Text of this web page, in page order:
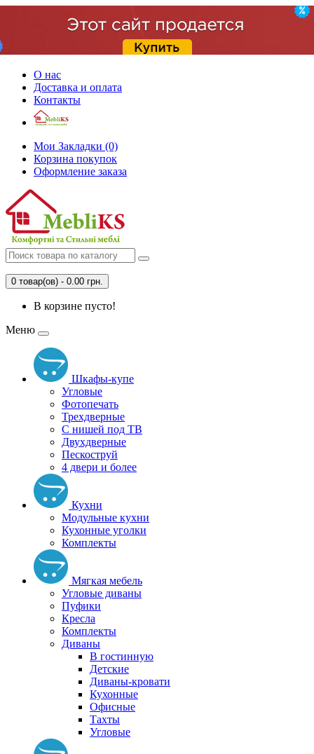
О нас
Доставка и оплата
Контакты
Мои Закладки (0)
Корзина покупок
Оформление заказа
0 товар(ов) - 0.00 грн.
В корзине пусто!
Меню
Шкафы-купе
Угловые
Фотопечать
Трехдверные
С нишей под ТВ
Двухдверные
Пескоструй
4 двери и более
Кухни
Модульные кухни
Кухонные уголки
Комплекты
Мягкая мебель
Угловые диваны
Пуфики
Кресла
Комплекты
Диваны
В гостинную
Детские
Диваны-кровати
Кухонные
Офисные
Тахты
Угловые